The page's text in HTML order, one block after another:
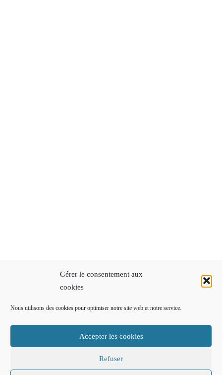
Gérer le consentement aux
cookies
Nous utilisons des cookies pour optimiser notre site web et notre service.
Accepter les cookies
Refuser